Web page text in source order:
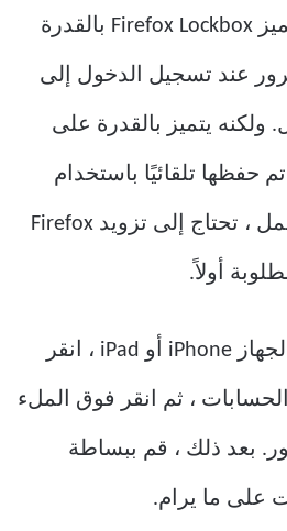
كما ذكرنا سابقًا ، لا يتميز Firefox Lockbox بالقدرة
عند تسجيل الدخول إلى
ولكنه يتميز بالقدرة على
حفظها تلقائيًا باستخدام
Firefox. لإنجاز هذا العمل ، تحتاج إلى تزويد Firefox
في تطبيق الإعدادات لجهاز iPhone أو iPad ، انقر
، ثم انقر فوق الملء
بعد ذلك ، قم ببساطة